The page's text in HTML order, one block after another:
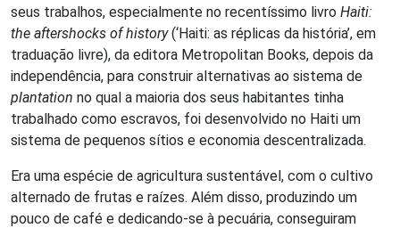
seus trabalhos, especialmente no recentíssimo livro Haiti:
the aftershocks of history(‘Haiti: as réplicas da história’, em
traduação livre), da editora Metropolitan Books, depois da
independência, para construir alternativas ao sistema de
plantation no qual a maioria dos seus habitantes tinha
trabalhado como escravos, foi desenvolvido no Haiti um
sistema de pequenos sítios e economia descentralizada.
Era uma espécie de agricultura sustentável, com o cultivo
alternado de frutas e raízes. Além disso, produzindo um
pouco de café e dedicando-se à pecuária, conseguiram